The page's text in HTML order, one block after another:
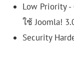
Low Priority
ใช้ Joomla!
Security